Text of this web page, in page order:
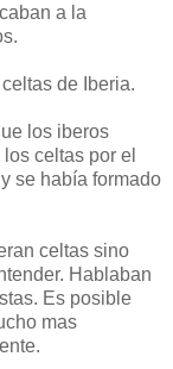
a la
de Iberia.
los iberos
celtas por el
se había formado
celtas sino
Hablaban
Es posible
mas